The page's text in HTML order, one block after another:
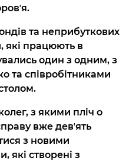
та неприбуткових
які працюють в
один з одним, з
та співробітниками
з якими пліч о
вже девʼять
з новими
які створені з